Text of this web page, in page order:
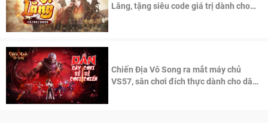
Lăng, tặng siêu code giá trị dành cho
Chiến Địa Vô Song ra mắt máy chủ
VS57, sân chơi đích thực dành cho dân